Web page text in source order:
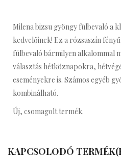
Milena bizsu gyöngy fülbevaló a
kedvelőinek! Ez a rózsaszín
fülbevaló bármilyen alkalommal
választás hétköznapokra,
eseményekre is. Számos egyéb
kombinálható.
Új, csomagolt termék.
KAPCSOLODÓ